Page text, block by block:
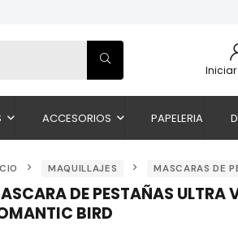
Iniciar
ACCESORIOS PAPELERIA
MAQUILLAJES MASCARAS DE
DE PESTAÑAS ULTRA
BIRD